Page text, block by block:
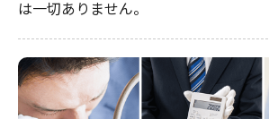
は一切ありません。